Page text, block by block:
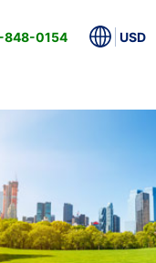
848-0154 USD